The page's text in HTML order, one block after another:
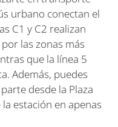
urbano conectan el
C1 y C2 realizan
las zonas más
que la línea 5
Además, puedes
desde la Plaza
estación en apenas